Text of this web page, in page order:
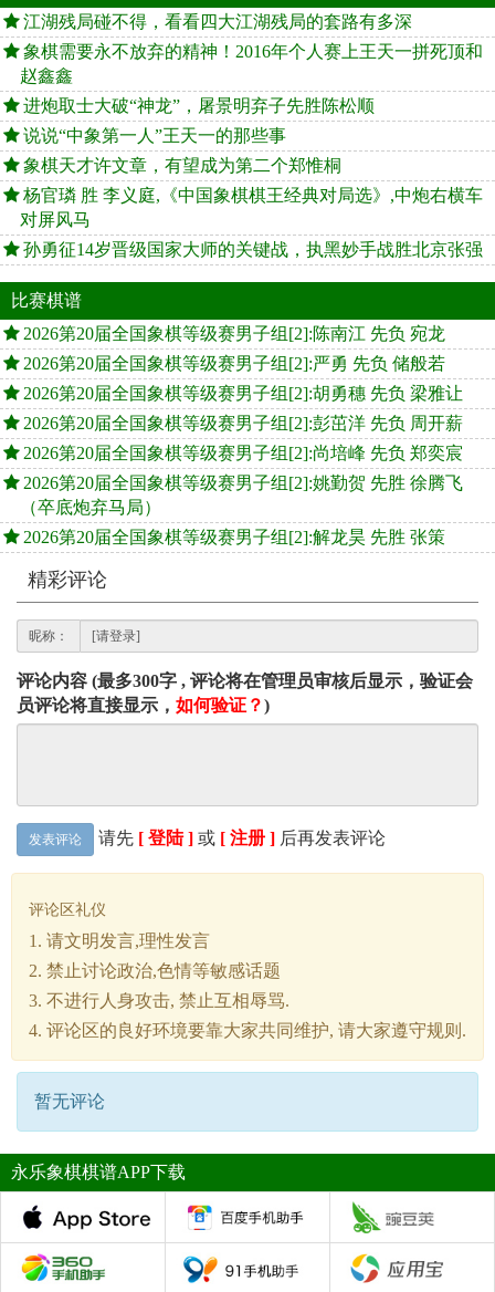
江湖残局碰不得，看看四大江湖残局的套路有多深
象棋需要永不放弃的精神！2016年个人赛上王天一拼死顶和
赵鑫鑫
进炮取士大破“神龙”，屠景明弃子先胜陈松顺
说说“中象第一人”王天一的那些事
象棋天才许文章，有望成为第二个郑惟桐
杨官璘 胜 李义庭,《中国象棋棋王经典对局选》,中炮右横车
对屏风马
孙勇征14岁晋级国家大师的关键战，执黑妙手战胜北京张强
比赛棋谱
2026第20届全国象棋等级赛男子组[2]:陈南江 先负 宛龙
2026第20届全国象棋等级赛男子组[2]:严勇 先负 储般若
2026第20届全国象棋等级赛男子组[2]:胡勇穗 先负 梁雅让
2026第20届全国象棋等级赛男子组[2]:彭茁洋 先负 周开薪
2026第20届全国象棋等级赛男子组[2]:尚培峰 先负 郑奕宸
2026第20届全国象棋等级赛男子组[2]:姚勤贺 先胜 徐腾飞
（卒底炮弃马局）
2026第20届全国象棋等级赛男子组[2]:解龙昊 先胜 张策
精彩评论
昵称：
评论内容 (最多300字 , 评论将在管理员审核后显示，验证会
员评论将直接显示， 如何验证？)
发表评论 请先 [ 登陆 ] 或 [ 注册 ] 后再发表评论
评论区礼仪
1. 请文明发言,理性发言
2. 禁止讨论政治,色情等敏感话题
3. 不进行人身攻击, 禁止互相辱骂.
4. 评论区的良好环境要靠大家共同维护, 请大家遵守规则.
暂无评论
永乐象棋棋谱APP下载